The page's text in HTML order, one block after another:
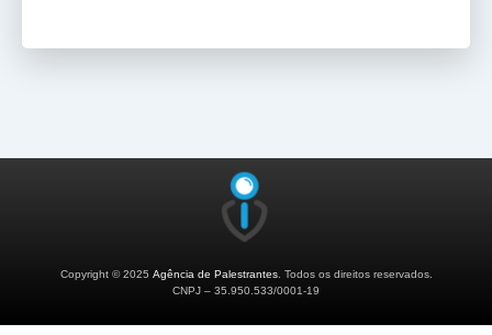
Copyright © 2025 Agência de Palestrantes. Todos os direitos reservados.
CNPJ – 35.950.533/0001-19